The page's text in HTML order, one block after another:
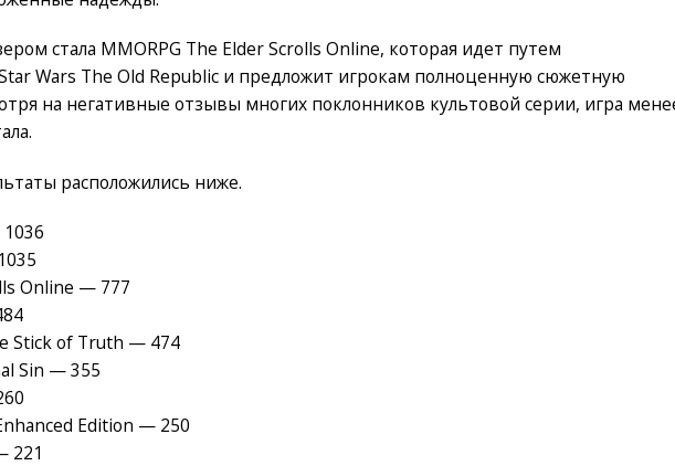
стала MMORPG The Elder Scrolls Online, которая идет путем
Wars The Old Republic и предложит игрокам полноценную сюжетную
на негативные отзывы многих поклонников культовой серии, игра
расположились ниже.
Online — 777
Stick of Truth — 474
Sin — 355
Edition — 250
221